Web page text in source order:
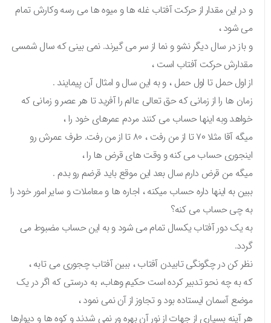
و در این مقدار از حرکت آفتاب غله ها و میوه ها می رسه وکارش تمام
می شود ،
و باز در سال دیگر نشو و نما از سر می گیرند. نمی بینی که سال شمسی
مقدارش حرکت آفتاب است ،
از اول حمل تا اول حمل ، و به این سال و امثال آن پیمایند .
زمان ها را از زمانی که حق تعالی عالم را آفرید تا هر عصر و زمانی که
خواهد وبه اینها حساب می کنند مردم عمرهای خود را ،
میگه آقا مثلا ۷۰ تا از من رفت ، ۸۰ تا از من رفت. طرف عمرش رو
اینجوری حساب می کنه و وقت های قرض ها را ،
میگه من قرض دارم سال بعد این موقع باید قرضم رو بدم .
ببین به اینها داره حساب میکنه ، اجاره ها و معاملات و سایر امور خود را
به چی حساب می کنه؟
به یک دور آفتاب یکسال تمام می شود و به این حساب مضبوط می
گردد.
نظر کن در چگونگی تابیدن آفتاب ، ببین آفتاب چجوری می تابه ،
که به چه نحو تدبیر کرده است حکیم وهاب، به درستی که اگر در یک
موضع آسمان ایستاده بود و تجاوز از آن نمی نمود ،
هر آینه بسیاری از جهات از نور آن بهره ور نمی شدند و کوه ها و دیوارها